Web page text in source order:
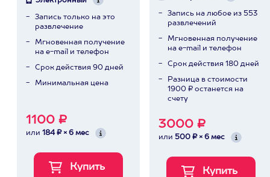
Запись только на это
развлечение
Мгновенная получение
на e-mail и телефон
Срок действия 90 дней
Минимальная цена
1100 ₽
или 184 ₽ × 6 мес
Запись на любое из 553
развлечений
Мгновенная получение
на e-mail и телефон
Срок действия 180 дней
Разница в стоимости
1900 ₽ останется на
счету
3000 ₽
или 500 ₽ × 6 мес